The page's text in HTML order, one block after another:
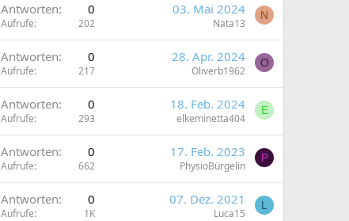
Antworten 0
Aufrufe 202
03. Mai 2024
Nata13
N
Antworten 0
Aufrufe 217
28. Apr. 2024
Oliverb1962
O
Antworten 0
Aufrufe 293
18. Feb. 2024
elkeminetta404
E
Antworten 0
Aufrufe 662
17. Feb. 2023
PhysioBürgelin
P
Antworten 0
Aufrufe 1K
07. Dez. 2021
Luca15
L